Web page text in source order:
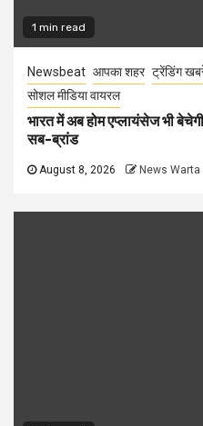
1 min read
Newsbeat आपका शहर ट्रेंडिंग
सोशल मीडिया वायरल
भारत में अब होम एप्लायंसेज भी
सब-ब्रांड
August 8, 2026 News Warta